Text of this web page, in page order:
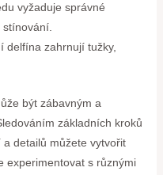
vyžaduje správné
stínování.
delfína zahrnují tužky,
být zábavným a
základních kroků
detailů můžete vytvořit
experimentovat s různými